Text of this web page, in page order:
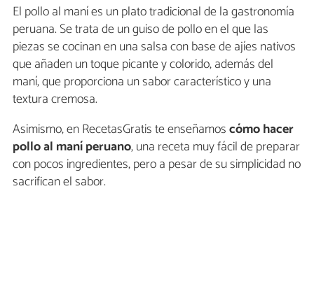
El pollo al maní es un plato tradicional de la gastronomía
peruana. Se trata de un guiso de pollo en el que las
piezas se cocinan en una salsa con base de ajíes nativos
que añaden un toque picante y colorido, además del
maní, que proporciona un sabor característico y una
textura cremosa.
Asimismo, en RecetasGratis te enseñamoscómo hacer
pollo al maní peruano, una receta muy fácil de preparar
con pocos ingredientes, pero a pesar de su simplicidad no
sacrifican el sabor.